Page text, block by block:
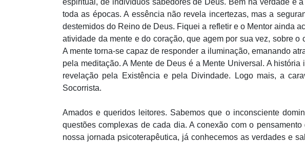
espiritual, de indivíduos sabedores de Deus. Bem na verdade é
toda as épocas. A essência não revela incertezas, mas a
destemidos do Reino de Deus. Fiquei a refletir e o Mentor ainda
atividade da mente e do coração, que agem por sua vez, sobre
A mente torna-se capaz de responder a iluminação, emanando
pela meditação. A Mente de Deus é a Mente Universal. A
revelação pela Existência e pela Divindade. Logo mais, a
Socorrista.
Amados e queridos leitores. Sabemos que o inconsciente
questões complexas de cada dia. A conexão com o
nossa jornada psicoterapêutica, já conhecemos as verdades e